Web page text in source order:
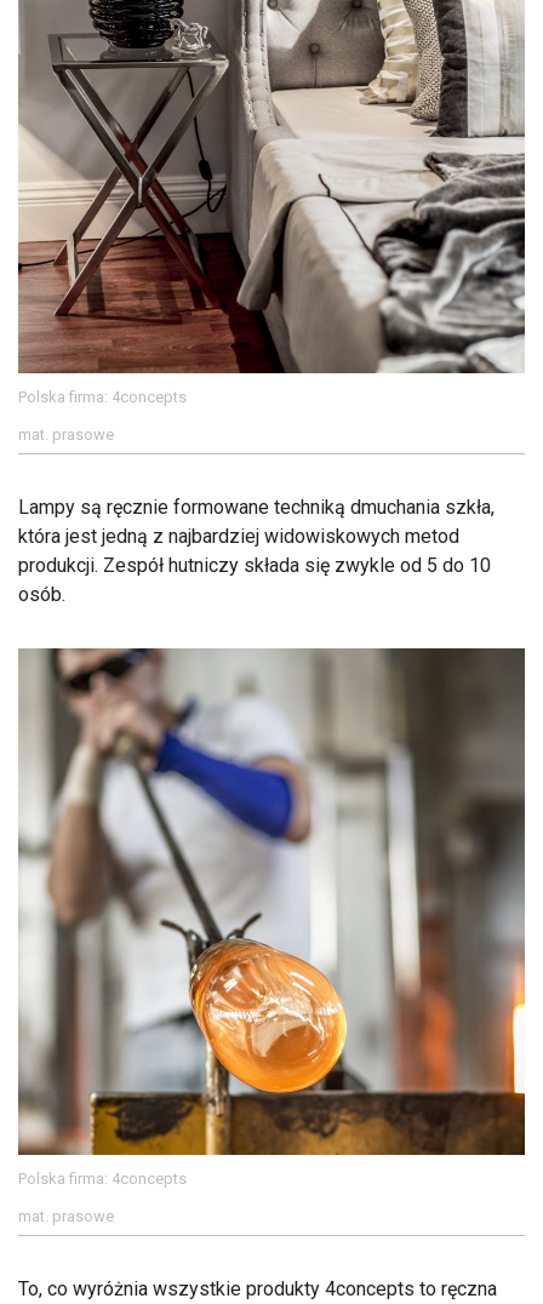
Polska firma: 4concepts
mat. prasowe
Lampy są ręcznie formowane techniką dmuchania szkła,
która jest jedną z najbardziej widowiskowych metod
produkcji. Zespół hutniczy składa się zwykle od 5 do 10
osób.
Polska firma: 4concepts
mat. prasowe
To, co wyróżnia wszystkie produkty 4concepts to ręczna